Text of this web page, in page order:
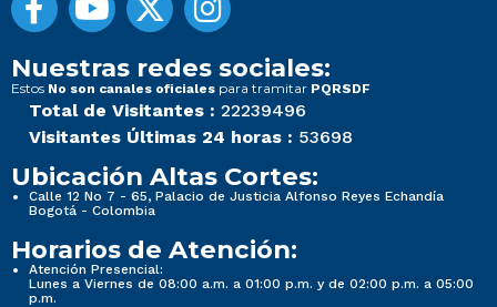
Nuestras redes sociales:
Estos No son canales oficiales para tramitar PQRSDF
Total de Visitantes : 22239496
Visitantes Últimas 24 horas : 53698
Ubicación Altas Cortes:
Calle 12 No 7 - 65, Palacio de Justicia Alfonso Reyes Echandía
Bogotá - Colombia
Horarios de Atención:
Atención Presencial:
Lunes a Viernes de 08:00 a.m. a 01:00 p.m. y de 02:00 p.m. a 05:00
p.m.